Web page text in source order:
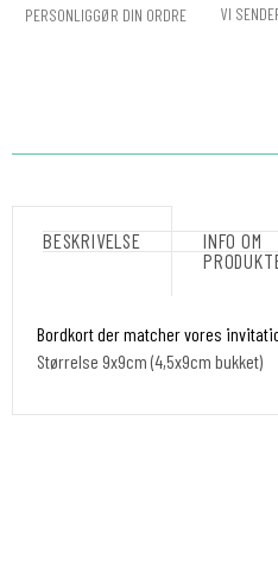
PERSONLIGGØR DIN ORDRE VI
BESKRIVELSE
INFO OM
Bordkort der matcher vores
Størrelse 9x9cm (4,5x9cm bukket)